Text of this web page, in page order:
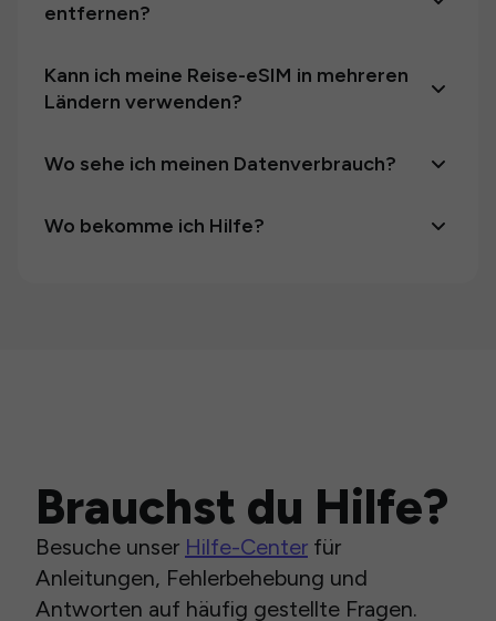
entfernen?
Kann ich meine Reise-eSIM in mehreren
Ländern verwenden?
Wo sehe ich meinen Datenverbrauch?
Wo bekomme ich Hilfe?
Brauchst du Hilfe?
Besuche unser Hilfe-Center für
Anleitungen, Fehlerbehebung und
Antworten auf häufig gestellte Fragen.